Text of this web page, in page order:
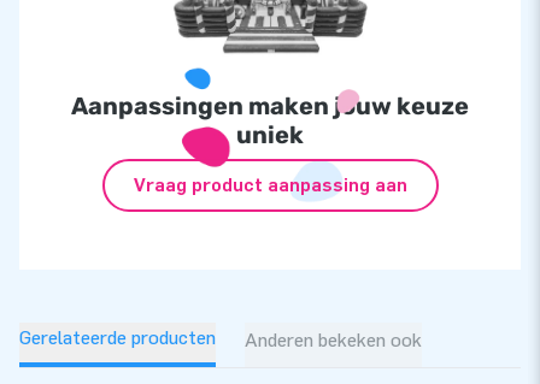
Aanpassingen maken jouw keuze
uniek
Vraag product aanpassing aan
Gerelateerde producten Anderen bekeken ook